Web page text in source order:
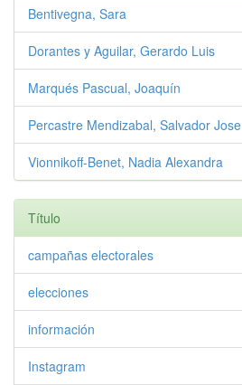
Bentivegna, Sara
Dorantes y Aguilar, Gerardo Luis
Marqués Pascual, Joaquín
Percastre Mendizabal, Salvador Jose
Vionnikoff-Benet, Nadia Alexandra
Título
campañas electorales
elecciones
información
Instagram